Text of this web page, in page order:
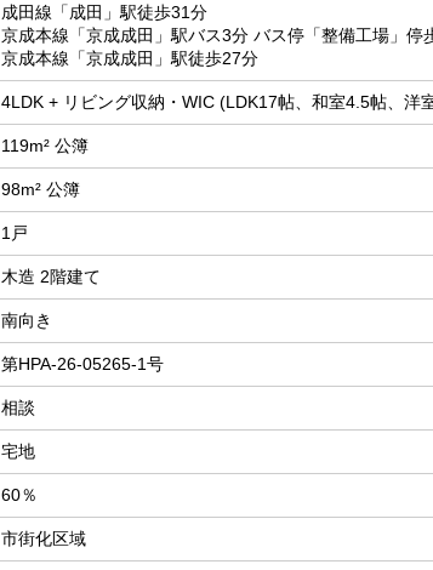
成田線「成田」駅徒歩31分
京成本線「京成成田」駅バス3分 バス停「整備工場」停
京成本線「京成成田」駅徒歩27分
4LDK + リビング収納・WIC (LDK17帖、和室4.5帖、洋
119m² 公簿
98m² 公簿
1戸
木造 2階建て
南向き
第HPA-26-05265-1号
相談
宅地
60％
市街化区域